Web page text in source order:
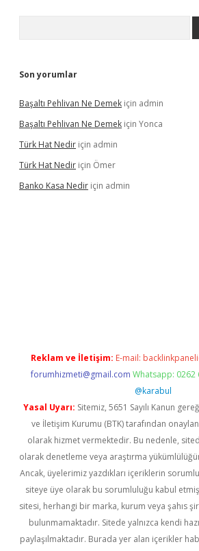
Son yorumlar
Başaltı Pehlivan Ne Demek için admin
Başaltı Pehlivan Ne Demek için Yonca
Türk Hat Nedir için admin
Türk Hat Nedir için Ömer
Banko Kasa Nedir için admin
Reklam ve İletişim: E-mail:
forumhizmeti@gmail.com Whatsapp: 0262
@karabul
Yasal Uyarı: Sitemiz, 5651 Sayılı Kanun
ve İletişim Kurumu (BTK) tarafından
olarak hizmet vermektedir. Bu nedenle,
olarak denetleme veya araştırma
Ancak, üyelerimiz yazdıkları içeriklerin
siteye üye olarak bu sorumluluğu kabul
sitesi, herhangi bir marka, kurum veya şahıs
bulunmamaktadır. Sitede yalnızca kendi
paylaşılmaktadır. Burada yer alan içerikler